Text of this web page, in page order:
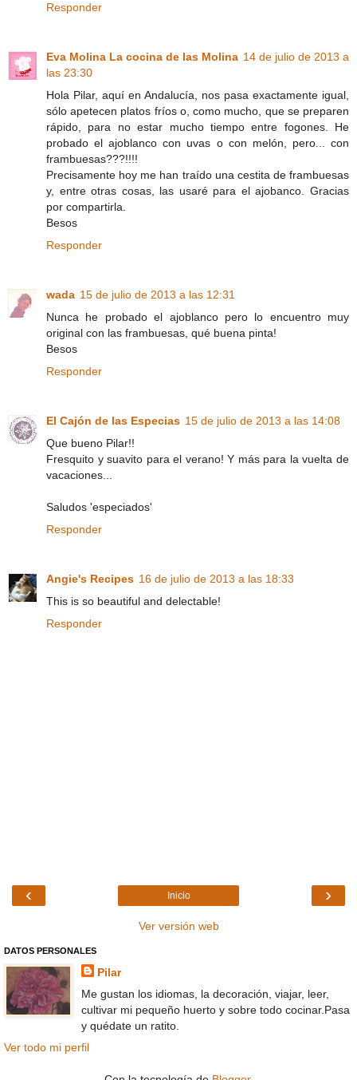
Responder
Eva Molina La cocina de las Molina 14 de julio de 2013 a
las 23:30
Hola Pilar, aquí en Andalucía, nos pasa exactamente igual,
sólo apetecen platos fríos o, como mucho, que se preparen
rápido, para no estar mucho tiempo entre fogones. He
probado el ajoblanco con uvas o con melón, pero... con
frambuesas???!!!!
Precisamente hoy me han traído una cestita de frambuesas
y, entre otras cosas, las usaré para el ajobanco. Gracias
por compartirla.
Besos
Responder
wada 15 de julio de 2013 a las 12:31
Nunca he probado el ajoblanco pero lo encuentro muy
original con las frambuesas, qué buena pinta!
Besos
Responder
El Cajón de las Especias 15 de julio de 2013 a las 14:08
Que bueno Pilar!!
Fresquito y suavito para el verano! Y más para la vuelta de
vacaciones...
Saludos 'especiados'
Responder
Angie's Recipes 16 de julio de 2013 a las 18:33
This is so beautiful and delectable!
Responder
‹ ›
Inicio
Ver versión web
DATOS PERSONALES
Pilar
Me gustan los idiomas, la decoración, viajar, leer,
cultivar mi pequeño huerto y sobre todo cocinar.Pasa
y quédate un ratito.
Ver todo mi perfil